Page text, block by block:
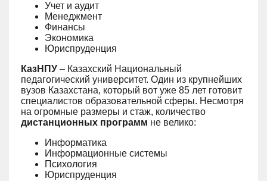
Учет и аудит
Менеджмент
Финансы
Экономика
Юриспруденция
КазНПУ – Казахский Национальный
педагогический университет. Один из крупнейших
вузов Казахстана, который вот уже 85 лет готовит
специалистов образовательной сферы. Несмотря
на огромные размеры и стаж, количество
дистанционных программ не велико:
Информатика
Информационные системы
Психология
Юриспруденция